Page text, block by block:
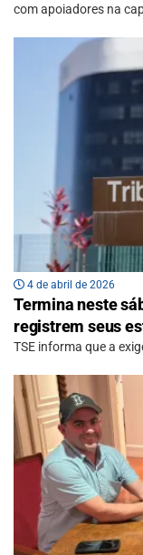
com apoiadores na
4 de abril de 2026
Termina neste
registrem seus
TSE informa que a